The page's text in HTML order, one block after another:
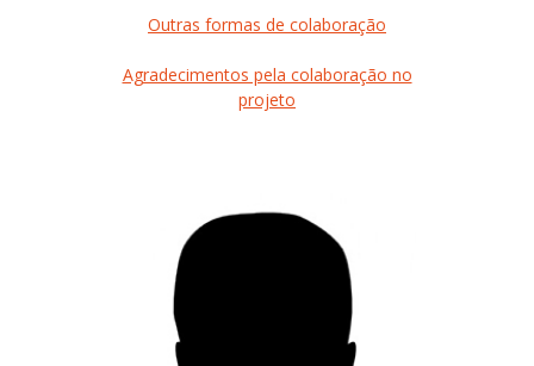
Outras formas de colaboração
Agradecimentos pela colaboração no
projeto